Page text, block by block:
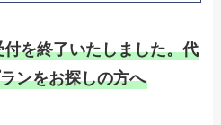
を終了いたしました。代
ンをお探しの方へ